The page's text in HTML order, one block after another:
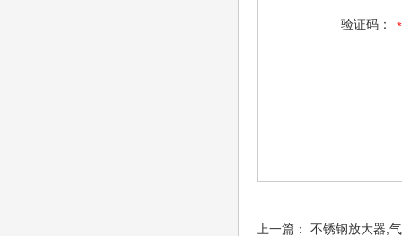
验证码：
上一篇： 不锈钢放大器,